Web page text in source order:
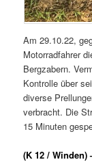
Am 29.10.22,
Motorradfahrer
Bergzabern.
Kontrolle über
diverse
verbracht. Die
15 Minuten
(K 12 / Winden)